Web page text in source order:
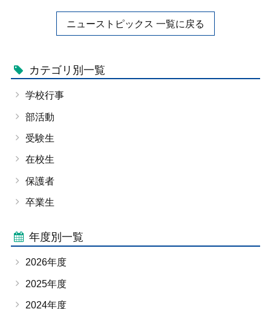
ニューストピックス 一覧に戻る
カテゴリ別一覧
学校行事
部活動
受験生
在校生
保護者
卒業生
年度別一覧
2026年度
2025年度
2024年度